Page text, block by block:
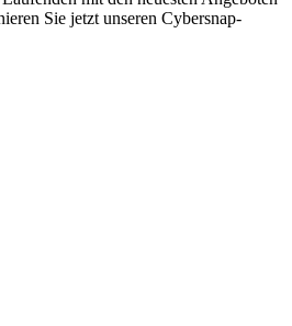
Sie jetzt unseren Cybersnap-